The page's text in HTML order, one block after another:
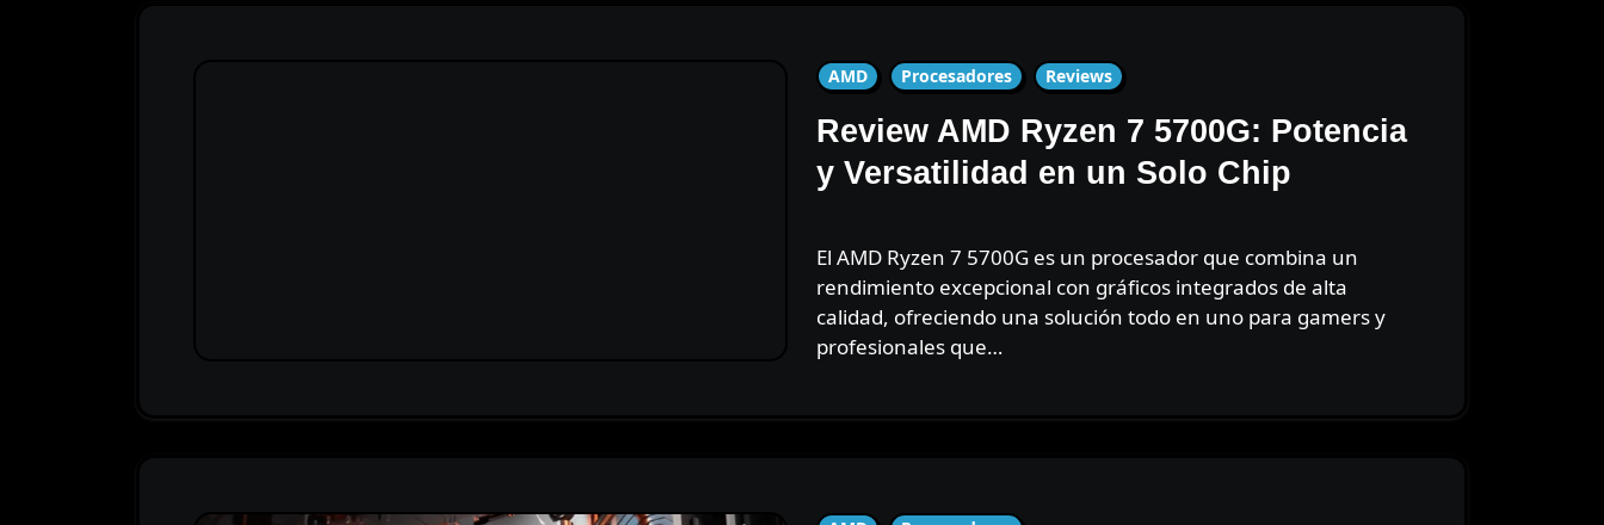
AMD Procesadores Reviews
Review AMD Ryzen 7 5700G: Potencia
y Versatilidad en un Solo Chip
El AMD Ryzen 7 5700G es un procesador que combina un
rendimiento excepcional con gráficos integrados de alta
calidad, ofreciendo una solución todo en uno para gamers y
profesionales que…